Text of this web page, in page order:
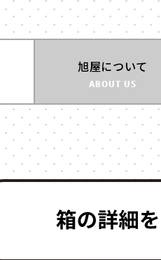
旭屋について
ABOUT US
商品を探す
用途 で探す
時計
お菓子
ジュエリー
ウェディング・ブライダル